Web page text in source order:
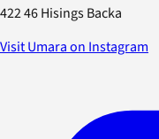
422 46 Hisings Backa
Visit Umara on Instagram